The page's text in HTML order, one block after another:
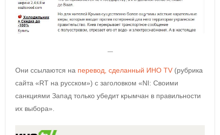
—
Они ссылаются на перевод, сделанный ИНО TV (рубрика
сайта «RT на русском») с заголовком «NI: Своими
санкциями Запад только убедит крымчан в правильности
их выбора».